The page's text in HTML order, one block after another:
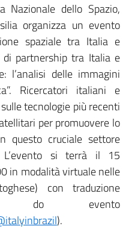
Nazionale dello Spazio,
organizza un evento
spaziale tra Italia e
di partnership tra Italia e
l’analisi delle immagini
Ricercatori italiani e
tecnologie più recenti
per promuovere lo
questo cruciale settore
L’evento si terrà il 15
in modalità virtuale nelle
con traduzione
do evento
).